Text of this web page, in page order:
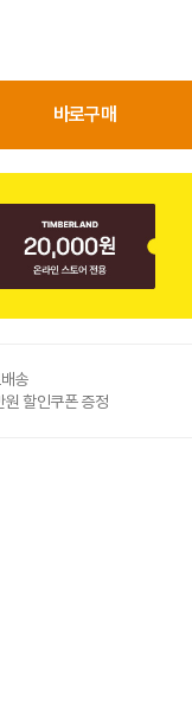
바로구매
송
원 할인쿠폰 증정